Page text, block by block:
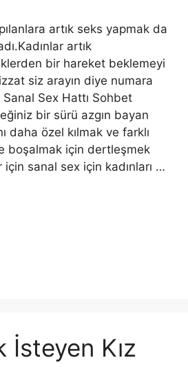
artık seks yapmak da
artık
bir hareket beklemeyi
siz arayın diye numara
Sex Hattı Sohbet
bir sürü azgın bayan
daha özel kılmak ve farklı
boşalmak için dertleşmek
sanal sex için kadınları …
İsteyen Kız